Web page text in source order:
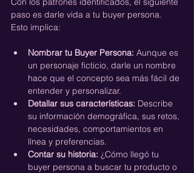
paso es darle vida a tu buyer persona.
Esto implica:
Nombrar tu Buyer Persona: Aunque es
un personaje ficticio, darle un nombre
hace que el concepto sea más fácil de
entender y personalizar.
Detallar sus características: Describe
su información demográfica, sus retos,
necesidades, comportamientos en
línea y preferencias.
Contar su historia: ¿Cómo llegó tu
buyer persona a buscar tu producto o